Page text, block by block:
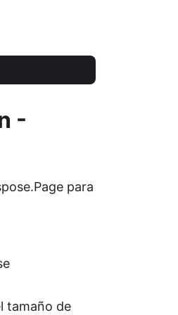
-
para
tamaño de